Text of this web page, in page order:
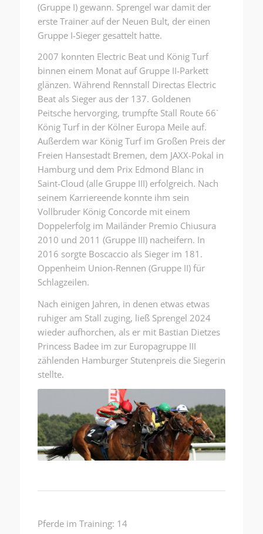
(Gruppe I) gewann. Sprengel war damit der
erste Trainer auf der Neuen Bult, der einen
Gruppe I-Sieger gesattelt hatte.
2007 konnten Electric Beat und König Turf
binnen einem Monat auf Gruppe II-Parkett
glänzen. Während Rennstall Directas Electric
Beat als Sieger aus der 137. Goldenen
Peitsche hervorging, trumpfte Stall Route 66`
König Turf in der Kölner Europa Meile auf.
Außerdem war König Turf im Großen Preis der
Freien Hansestadt Bremen, dem JAXX-Pokal in
Hamburg und dem Prix Edmond Blanc in
Saint-Cloud (alle Gruppe III) erfolgreich. Nach
seinem Karriereende konnte ihm sein
Vollbruder König Concorde mit einem
Doppelerfolg im Mailänder Premio Chiusura
2010 und 2011 (Gruppe III) nacheifern. In
2016 sorgte Boscaccio als Sieger im 181.
Oppenheim Union-Rennen (Gruppe II) für
Schlagzeilen.
Nach einigen Jahren, in denen etwas etwas
ruhiger am Stall zuging, ließ Sprengel 2024
wieder aufhorchen, als er mit Bastian Dietzes
Princess Badee im zur Europagruppe III
zählenden Hamburger Stutenpreis die Siegerin
stellte.
Pferde im Training: 14